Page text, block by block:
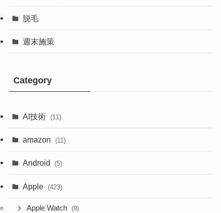
脱毛
週末施策
Category
AI技術 (11)
amazon (11)
Android (5)
Apple (423)
Apple Watch (9)